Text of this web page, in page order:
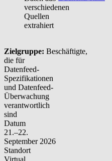
verschiedenen
Quellen
extrahiert
Zielgruppe: Beschäftigte,
die für
Datenfeed-
Spezifikationen
und Datenfeed-
Überwachung
verantwortlich
sind
Datum
21.–22.
September 2026
Standort
Virtual